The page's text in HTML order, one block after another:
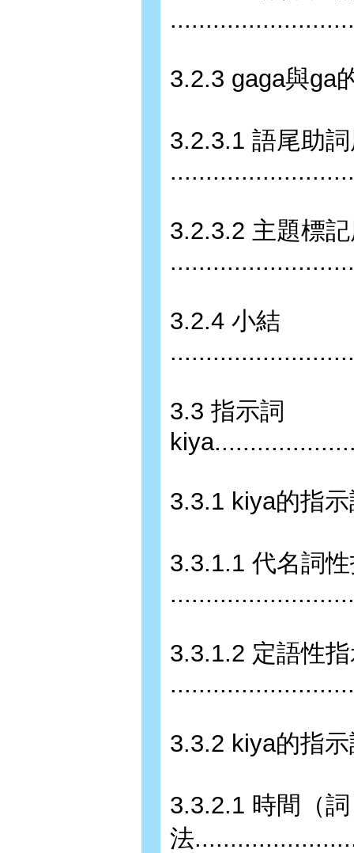
3.2.3 gaga與ga
3.2.3.1 語尾助
3.2.3.2 主題標
3.2.4 小結
3.3 指示詞
3.3.1 kiya的指
3.3.1.1 代名詞
3.3.1.2 定語性
3.3.2 kiya的指
3.3.2.1 時間（
法